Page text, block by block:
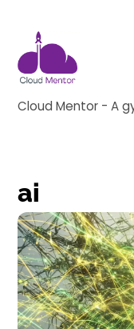
content
Cloud Mentor - A
ai